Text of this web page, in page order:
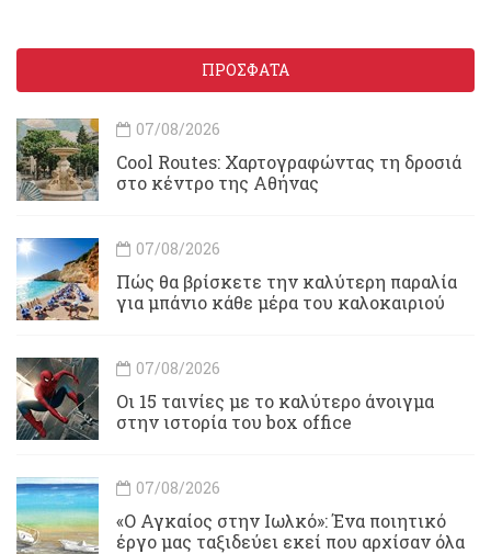
ΠΡΟΣΦΑΤΑ
07/08/2026
Cool Routes: Χαρτογραφώντας τη δροσιά
στο κέντρο της Αθήνας
07/08/2026
Πώς θα βρίσκετε την καλύτερη παραλία
για μπάνιο κάθε μέρα του καλοκαιριού
07/08/2026
Οι 15 ταινίες με το καλύτερο άνοιγμα
στην ιστορία του box office
07/08/2026
«Ο Αγκαίος στην Ιωλκό»: Ένα ποιητικό
έργο μας ταξιδεύει εκεί που αρχίσαν όλα